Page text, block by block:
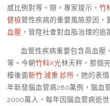
感比例對等。辦。專家提示， 竹
健檢管性疾病的重要風險原因，
血壓 ，晉陞社會對血脂治理的追
血管性疾病重要包含高血壓
等。今朝竹科X光林天秤，那個
檯後面新竹 減重 診所 ，她的表
年新發腦血管病280萬例，腦血
2000萬人，每年因腦血管病逝